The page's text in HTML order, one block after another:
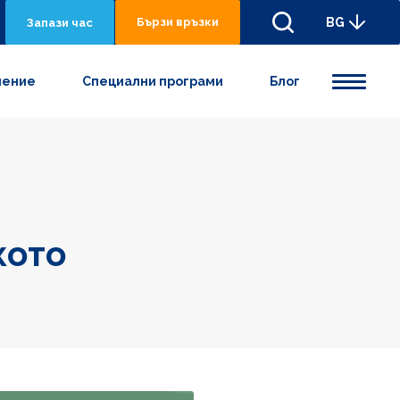
Запази час Бързи връзки BG
Специални програми Блог